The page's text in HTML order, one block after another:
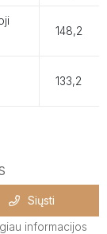
148,2
133,2
Siųsti
informacijos